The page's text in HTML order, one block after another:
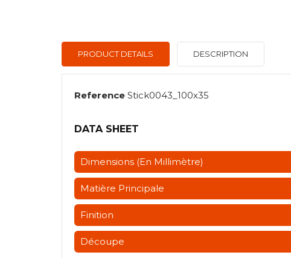
PRODUCT DETAILS DESCRIPTION
Reference Stick0043_100x35
DATA SHEET
Dimensions (en Millimètre)
Matière Principale
Finition
Découpe